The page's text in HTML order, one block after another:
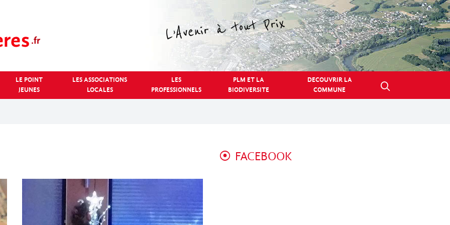
LE POINT
JEUNES
LES ASSOCIATIONS
LOCALES
LES
PROFESSIONNELS
PLM ET LA
BIODIVERSITE
DECOUVRIR LA
COMMUNE
FACEBOOK